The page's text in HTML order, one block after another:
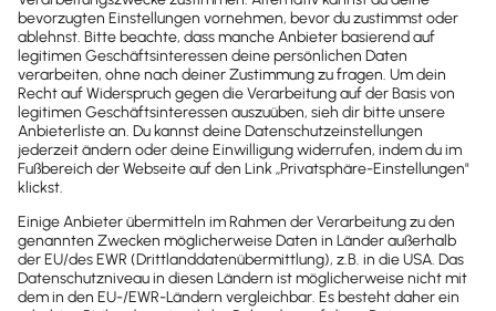
umwandelst. Für das Jahr 2026 beläuftsich dieser
Betrag auf 4.056 Euro. Er kann steuerfrei
beispielsweise in eine Pensionskasse, einen
Pensionsfond, eine Pension- bzw. Direktzusage oder
in eine Direktversicherung fließen. Ein weiterer
Betrag von vier Prozent können ihre Angestellten
zudem steuerfrei, jedoch nicht
sozialversicherungsfrei umwandeln.
Unsere Empfehlung